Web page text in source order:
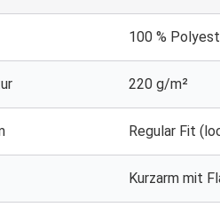
100 %
220 g/m²
Regular Fit
Kurzarm mit